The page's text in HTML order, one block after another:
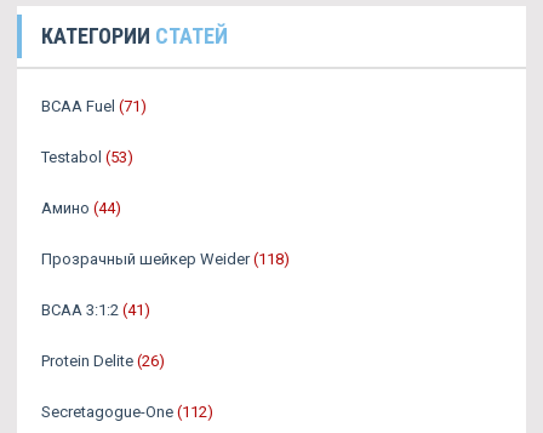
КАТЕГОРИИ СТАТЕЙ
BCAA Fuel (71)
Testabol (53)
Амино (44)
Прозрачный шейкер Weider (118)
BCAA 3:1:2 (41)
Protein Delite (26)
Secretagogue-One (112)